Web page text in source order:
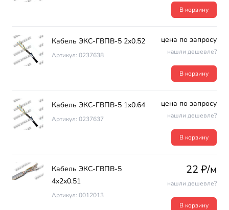
В корзину
Кабель ЭКС-ГВПВ-5 2х0.52
Артикул: 0237638
цена по запросу
нашли дешевле?
В корзину
Кабель ЭКС-ГВПВ-5 1х0.64
Артикул: 0237637
цена по запросу
нашли дешевле?
В корзину
Кабель ЭКС-ГВПВ-5
4х2х0.51
Артикул: 0012013
22 ₽/м
нашли дешевле?
В корзину